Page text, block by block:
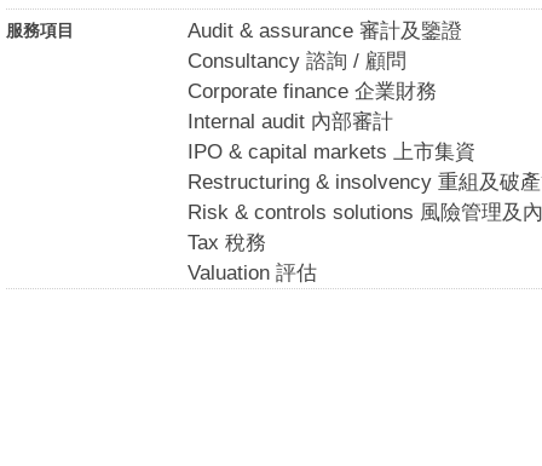
服務項目
Audit & assurance 審計及鑒證
Consultancy 諮詢 / 顧問
Corporate finance 企業財務
Internal audit 內部審計
IPO & capital markets 上市集資
Restructuring & insolvency 重組及破
Risk & controls solutions 風險管理及
Tax 稅務
Valuation 評估